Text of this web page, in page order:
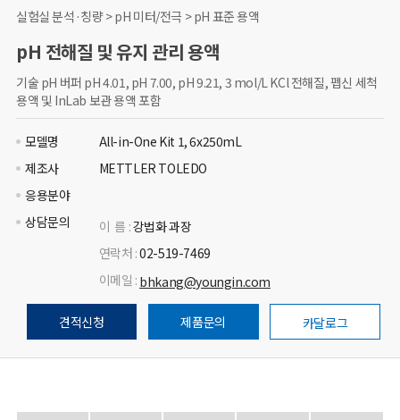
실험실 분석·칭량 > pH 미터/전극 > pH 표준 용액
pH 전해질 및 유지 관리 용액
기술 pH 버퍼 pH 4.01, pH 7.00, pH 9.21, 3 mol/L KCl 전해질, 펩신 세척
용액 및 InLab 보관 용액 포함
모델명
All-in-One Kit 1, 6x250mL
제조사
METTLER TOLEDO
응용분야
상담문의
이 름 :강법화 과장
연락처 :02-519-7469
이메일 : bhkang@youngin.com
견적신청 제품문의 카달로그